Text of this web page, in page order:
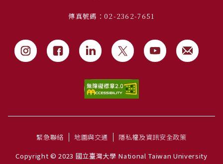
傳真號碼：02-2362-7651
緊急聯絡 地圖與交通
隱私權及資訊安全政策
Copyright © 2023 國立臺灣大學 National Taiwan University